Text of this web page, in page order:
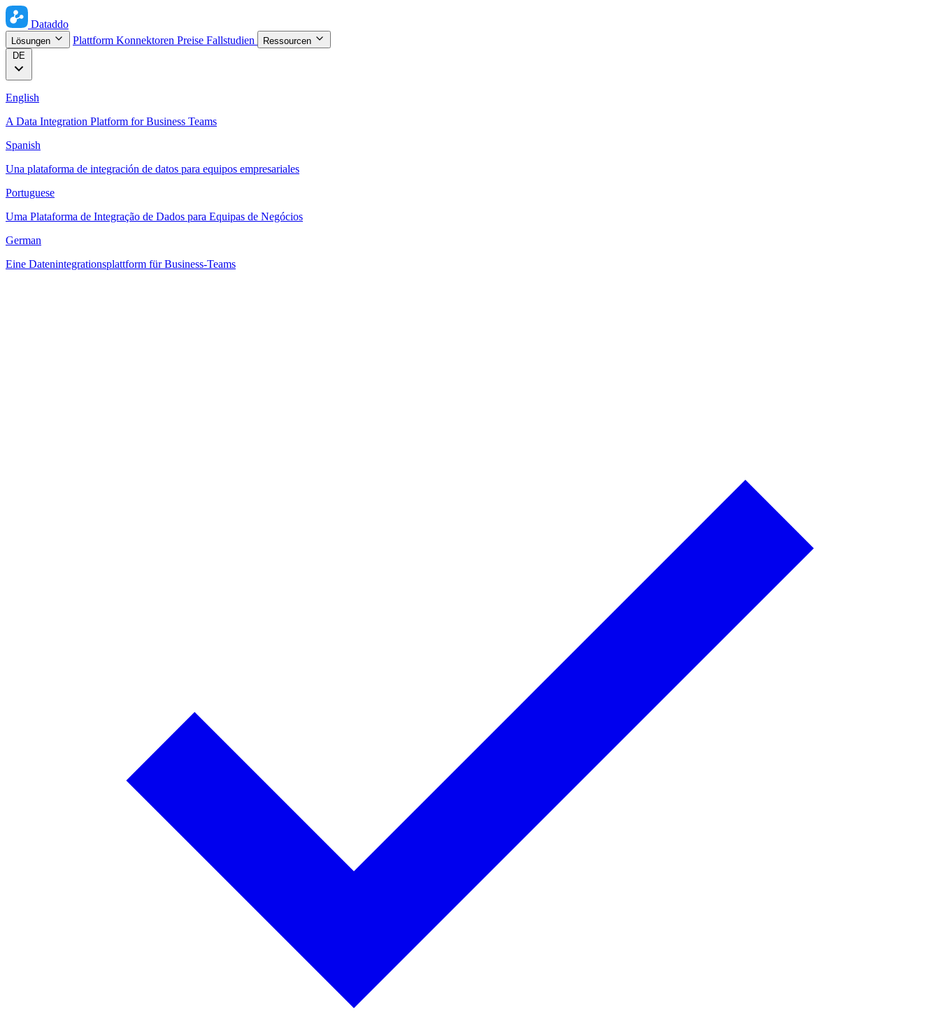
Dataddo
Lösungen Plattform Konnektoren Preise Fallstudien
Ressourcen
DE
English
A Data Integration Platform for Business Teams
Spanish
Una plataforma de integración de datos para equipos empresariales
Portuguese
Uma Plataforma de Integração de Dados para Equipas de Negócios
German
Eine Datenintegrationsplattform für Business-Teams